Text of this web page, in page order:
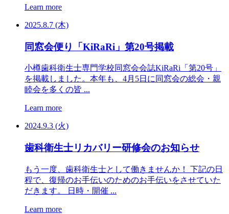
Learn more
2025.8.7 (木)
同窓会便り「KiRaRi」第20号掲載
小樽歯科衛生士専門学校同窓会会誌KiRaRi「第20号」
を掲載しました。本年も、4月5日に同窓会の総会・親
睦会を多くの皆 ...
Learn more
2024.9.3 (火)
歯科衛生士リカバリー研修会のお知らせ
もう一度、歯科衛生士として働きませんか！ 下記の日
程で、復帰のお手伝いのためのお手伝いをさせていた
だきます。 日時・開催 ...
Learn more